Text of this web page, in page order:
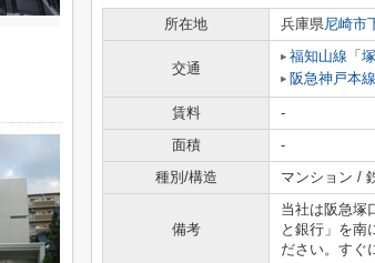
所在地 兵庫県尼崎市
交通
福知山線 「
阪急神戸本線
賃料 -
面積
-
種別/構造
マンション /
備考
当社は阪急塚
と銀行」を南
ださい。すぐ